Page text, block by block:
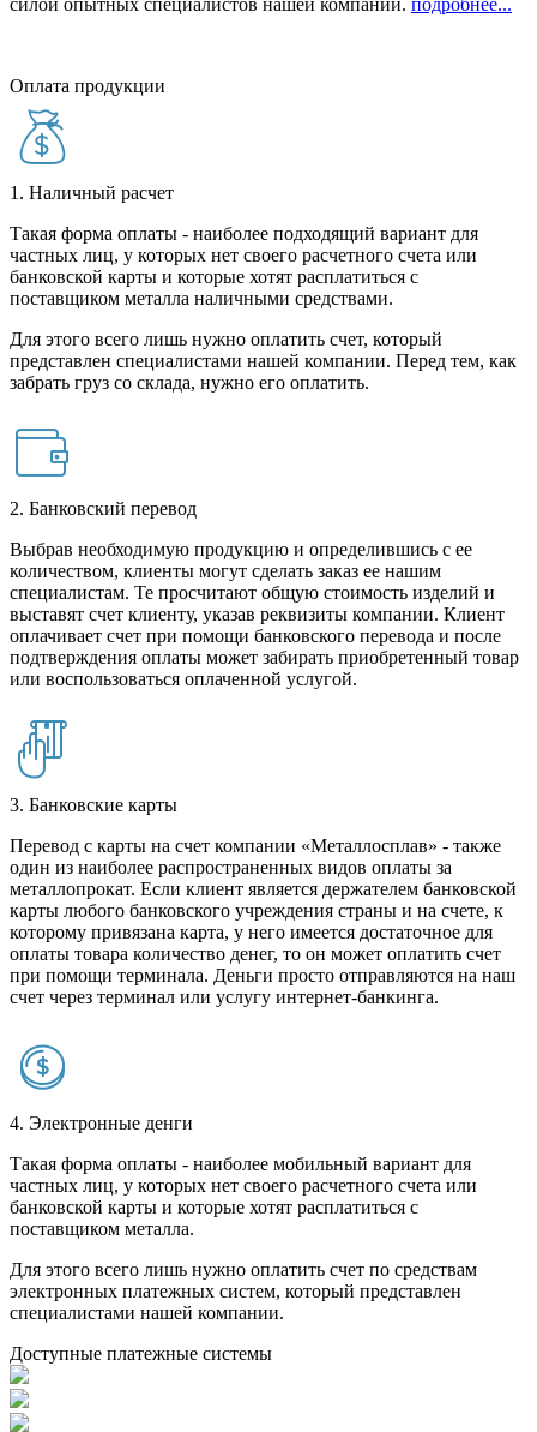
силой опытных специалистов нашей компании. подробнее...
Оплата продукции
1. Наличный расчет
Такая форма оплаты - наиболее подходящий вариант для
частных лиц, у которых нет своего расчетного счета или
банковской карты и которые хотят расплатиться с
поставщиком металла наличными средствами.
Для этого всего лишь нужно оплатить счет, который
представлен специалистами нашей компании. Перед тем, как
забрать груз со склада, нужно его оплатить.
2. Банковский перевод
Выбрав необходимую продукцию и определившись с ее
количеством, клиенты могут сделать заказ ее нашим
специалистам. Те просчитают общую стоимость изделий и
выставят счет клиенту, указав реквизиты компании. Клиент
оплачивает счет при помощи банковского перевода и после
подтверждения оплаты может забирать приобретенный товар
или воспользоваться оплаченной услугой.
3. Банковские карты
Перевод с карты на счет компании «Металлосплав» - также
один из наиболее распространенных видов оплаты за
металлопрокат. Если клиент является держателем банковской
карты любого банковского учреждения страны и на счете, к
которому привязана карта, у него имеется достаточное для
оплаты товара количество денег, то он может оплатить счет
при помощи терминала. Деньги просто отправляются на наш
счет через терминал или услугу интернет-банкинга.
4. Электронные денги
Такая форма оплаты - наиболее мобильный вариант для
частных лиц, у которых нет своего расчетного счета или
банковской карты и которые хотят расплатиться с
поставщиком металла.
Для этого всего лишь нужно оплатить счет по средствам
электронных платежных систем, который представлен
специалистами нашей компании.
Доступные платежные системы